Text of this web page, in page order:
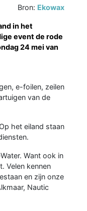
Bron: Ekowax
in het
event de rode
24 mei van
e-foilen, zeilen
van de
het eiland staan
Want ook in
Velen kennen
en zijn onze
Nautic